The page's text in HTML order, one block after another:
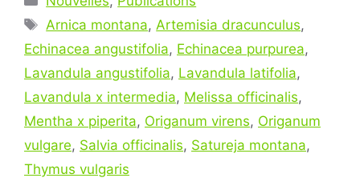
Étiquettes
Arnica montana, Artemisia dracunculus,
Echinacea angustifolia, Echinacea purpurea,
Lavandula angustifolia, Lavandula latifolia,
Lavandula x intermedia, Melissa officinalis,
Mentha x piperita, Origanum virens, Origanum
vulgare, Salvia officinalis, Satureja montana,
Thymus vulgaris